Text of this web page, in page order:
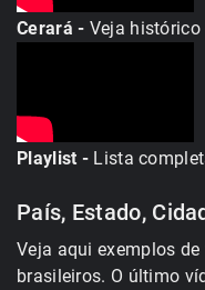
Cerará - Veja histórico
Playlist - Lista
País, Estado,
Veja aqui exemplos
brasileiros. O último